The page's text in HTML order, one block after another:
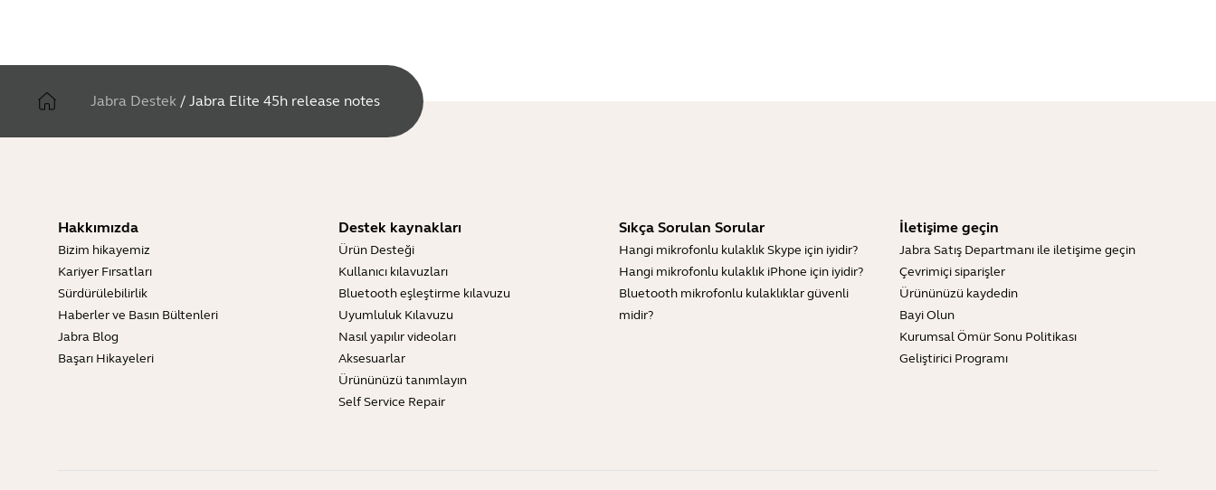
Jabra Destek / Jabra Elite 45h release notes
Hakkımızda
Bizim hikayemiz
Kariyer Fırsatları
Sürdürülebilirlik
Haberler ve Basın Bültenleri
Jabra Blog
Başarı Hikayeleri
Destek kaynakları
Ürün Desteği
Kullanıcı kılavuzları
Bluetooth eşleştirme kılavuzu
Uyumluluk Kılavuzu
Nasıl yapılır videoları
Aksesuarlar
Ürününüzü tanımlayın
Self Service Repair
Sıkça Sorulan Sorular
Hangi mikrofonlu kulaklık Skype için iyidir?
Hangi mikrofonlu kulaklık iPhone için iyidir?
Bluetooth mikrofonlu kulaklıklar güvenli
midir?
İletişime geçin
Jabra Satış Departmanı ile iletişime geçin
Çevrimiçi siparişler
Ürününüzü kaydedin
Bayi Olun
Kurumsal Ömür Sonu Politikası
Geliştirici Programı